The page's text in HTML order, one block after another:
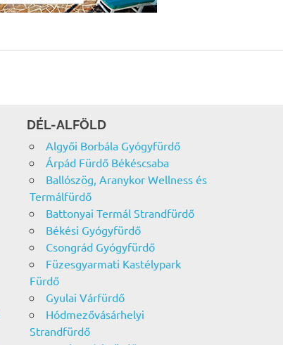
DÉL-ALFÖLD
Algyői Borbála Gyógyfürdő
Árpád Fürdő Békéscsaba
Ballószög, Aranykor Wellness és
Termálfürdő
Battonyai Termál Strandfürdő
Békési Gyógyfürdő
Csongrád Gyógyfürdő
Füzesgyarmati Kastélypark
Fürdő
Gyulai Várfürdő
Hódmezővásárhelyi
Strandfürdő